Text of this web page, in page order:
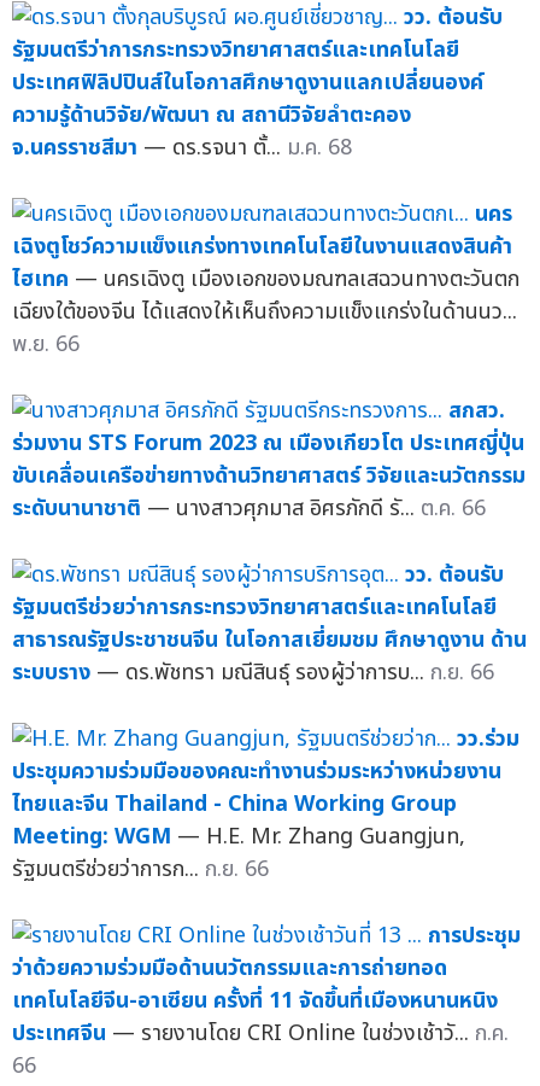
วว. ต้อนรับ
รัฐมนตรีว่าการกระทรวงวิทยาศาสตร์และเทคโนโลยี
ประเทศฟิลิปปินส์ในโอกาสศึกษาดูงานแลกเปลี่ยนองค์
ความรู้ด้านวิจัย/พัฒนา ณ สถานีวิจัยลำตะคอง
จ.นครราชสีมา — ดร.รจนา ตั้... ม.ค. 68
นคร
เฉิงตูโชว์ความแข็งแกร่งทางเทคโนโลยีในงานแสดงสินค้า
ไฮเทค — นครเฉิงตู เมืองเอกของมณฑลเสฉวนทางตะวันตก
เฉียงใต้ของจีน ได้แสดงให้เห็นถึงความแข็งแกร่งในด้านนว...
พ.ย. 66
สกสว.
ร่วมงาน STS Forum 2023 ณ เมืองเกียวโต ประเทศญี่ปุ่น
ขับเคลื่อนเครือข่ายทางด้านวิทยาศาสตร์ วิจัยและนวัตกรรม
ระดับนานาชาติ — นางสาวศุภมาส อิศรภักดี รั... ต.ค. 66
วว. ต้อนรับ
รัฐมนตรีช่วยว่าการกระทรวงวิทยาศาสตร์และเทคโนโลยี
สาธารณรัฐประชาชนจีน ในโอกาสเยี่ยมชม ศึกษาดูงาน ด้าน
ระบบราง — ดร.พัชทรา มณีสินธุ์ รองผู้ว่าการบ... ก.ย. 66
วว.ร่วม
ประชุมความร่วมมือของคณะทำงานร่วมระหว่างหน่วยงาน
ไทยและจีน Thailand - China Working Group
Meeting: WGM — H.E. Mr. Zhang Guangjun,
รัฐมนตรีช่วยว่าการก... ก.ย. 66
การประชุม
ว่าด้วยความร่วมมือด้านนวัตกรรมและการถ่ายทอด
เทคโนโลยีจีน-อาเซียน ครั้งที่ 11 จัดขึ้นที่เมืองหนานหนิง
ประเทศจีน — รายงานโดย CRI Online ในช่วงเช้าวั... ก.ค.
66